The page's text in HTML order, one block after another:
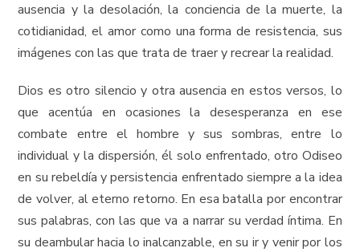
ausencia y la desolación, la conciencia de la muerte, la
cotidianidad, el amor como una forma de resistencia, sus
imágenes con las que trata de traer y recrear la realidad.
Dios es otro silencio y otra ausencia en estos versos, lo
que acentúa en ocasiones la desesperanza en ese
combate entre el hombre y sus sombras, entre lo
individual y la dispersión, él solo enfrentado, otro Odiseo
en su rebeldía y persistencia enfrentado siempre a la idea
de volver, al eterno retorno. En esa batalla por encontrar
sus palabras, con las que va a narrar su verdad íntima. En
su deambular hacia lo inalcanzable, en su ir y venir por los